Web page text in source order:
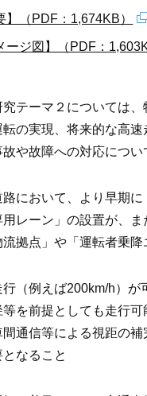
】（PDF：1,674KB）
ージ図】（PDF：
究テーマ２については
転の実現、将来的な高
や故障への対応につい
路において、より早期
用レーン」の設置が、
拠点」や「運転者乗
行（例えば200km/h）
等を前提としても走行
間通信等による視距の
なること